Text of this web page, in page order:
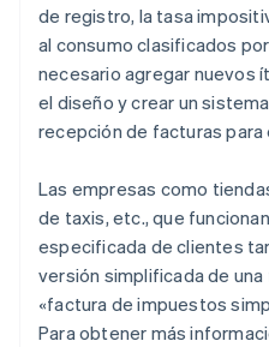
de registro, la tasa
al consumo clasificados
necesario agregar nuevos
el diseño y crear un
recepción de facturas
Las empresas como
de taxis, etc., que
especificada de clientes
versión simplificada de
«factura de impuestos
Para obtener más